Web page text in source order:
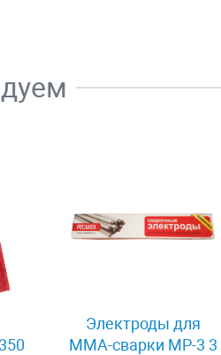
Электроды для
MMA-сварки МР-3 3